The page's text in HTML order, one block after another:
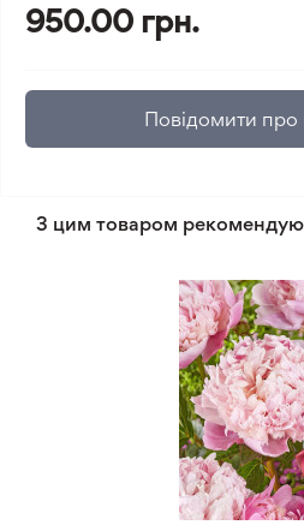
950.00 грн.
Повідомити про
З цим товаром